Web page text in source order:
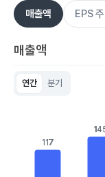
매출액 EPS
매출액
연간 분기
View as data
The chart has 1 X
The chart has 1
117
117